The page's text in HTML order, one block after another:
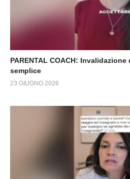
PARENTAL COACH:
semplice
23 GIUGNO 2026